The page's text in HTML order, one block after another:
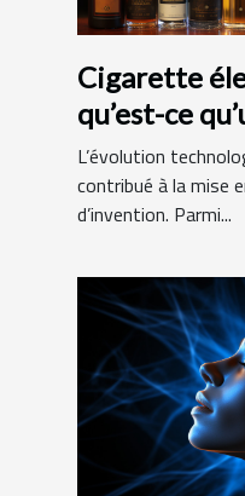
Cigarette
qu’est-ce
L’évolution
contribué à la mise
d’invention. Parmi...